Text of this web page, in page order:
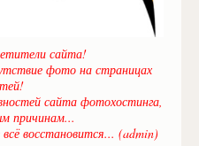
сайта!
фото на страницах
сайта фотохостинга,
причинам...
восстановится... (admin)